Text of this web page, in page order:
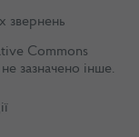
звернень
Commons
зазначено інше.